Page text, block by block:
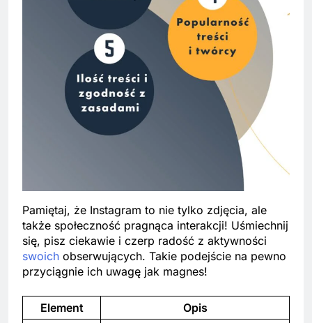
Pamiętaj, że Instagram to nie tylko zdjęcia, ale
także społeczność pragnąca interakcji! Uśmiechnij
się, pisz ciekawie i czerp radość z aktywności
swoich obserwujących. Takie podejście na pewno
przyciągnie ich uwagę jak magnes!
Element Opis